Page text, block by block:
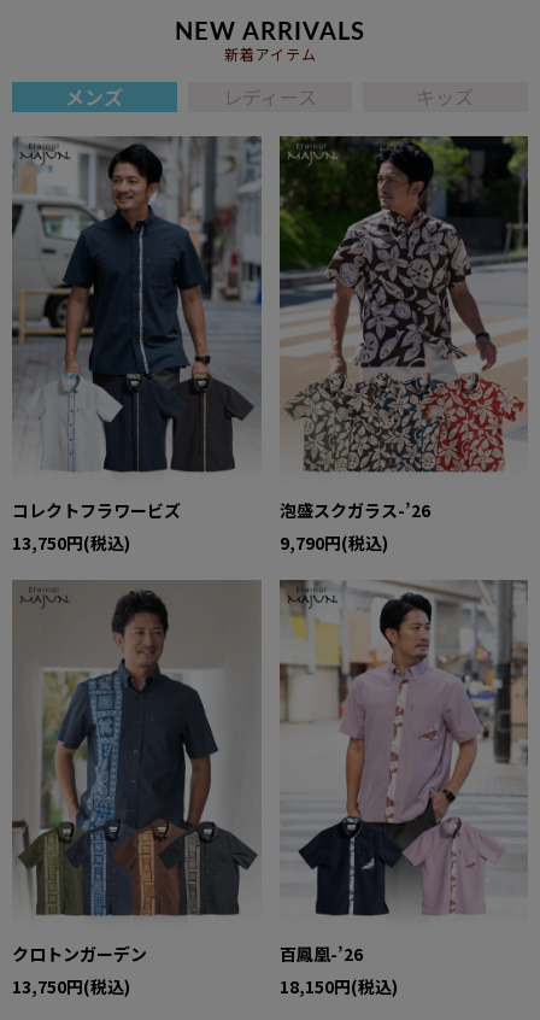
NEW ARRIVALS
新着アイテム
メンズ レディース キッズ
コレクトフラワービズ
13,750円(税込)
泡盛スクガラス-’26
9,790円(税込)
クロトンガーデン
13,750円(税込)
百鳳凰-’26
18,150円(税込)